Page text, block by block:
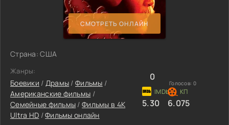
СМОТРЕТЬ ОНЛАЙН
Страна: США
Жанры:
Боевики / Драмы /Фильмы /
Американские фильмы /
Семейные фильмы /Фильмы в 4K
Ultra HD /Фильмы онлайн
0
Голосов: 0
5.30 6.075